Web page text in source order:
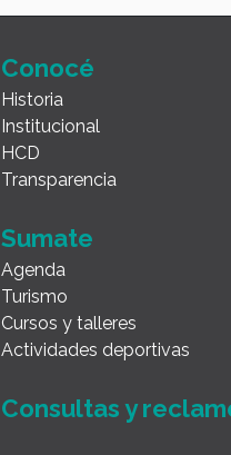
Conocé
Historia
Institucional
HCD
Transparencia
Sumate
Agenda
Turismo
Cursos y talleres
Actividades deportivas
Consultas y